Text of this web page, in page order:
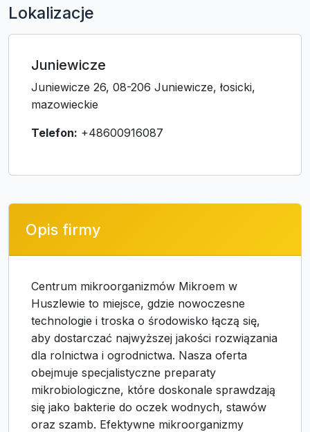
Lokalizacje
Juniewicze
Juniewicze 26, 08-206 Juniewicze, łosicki,
mazowieckie
Telefon: +48600916087
Opis firmy
Centrum mikroorganizmów Mikroem w
Huszlewie to miejsce, gdzie nowoczesne
technologie i troska o środowisko łączą się,
aby dostarczać najwyższej jakości rozwiązania
dla rolnictwa i ogrodnictwa. Nasza oferta
obejmuje specjalistyczne preparaty
mikrobiologiczne, które doskonale sprawdzają
się jako bakterie do oczek wodnych, stawów
oraz szamb. Efektywne mikroorganizmy